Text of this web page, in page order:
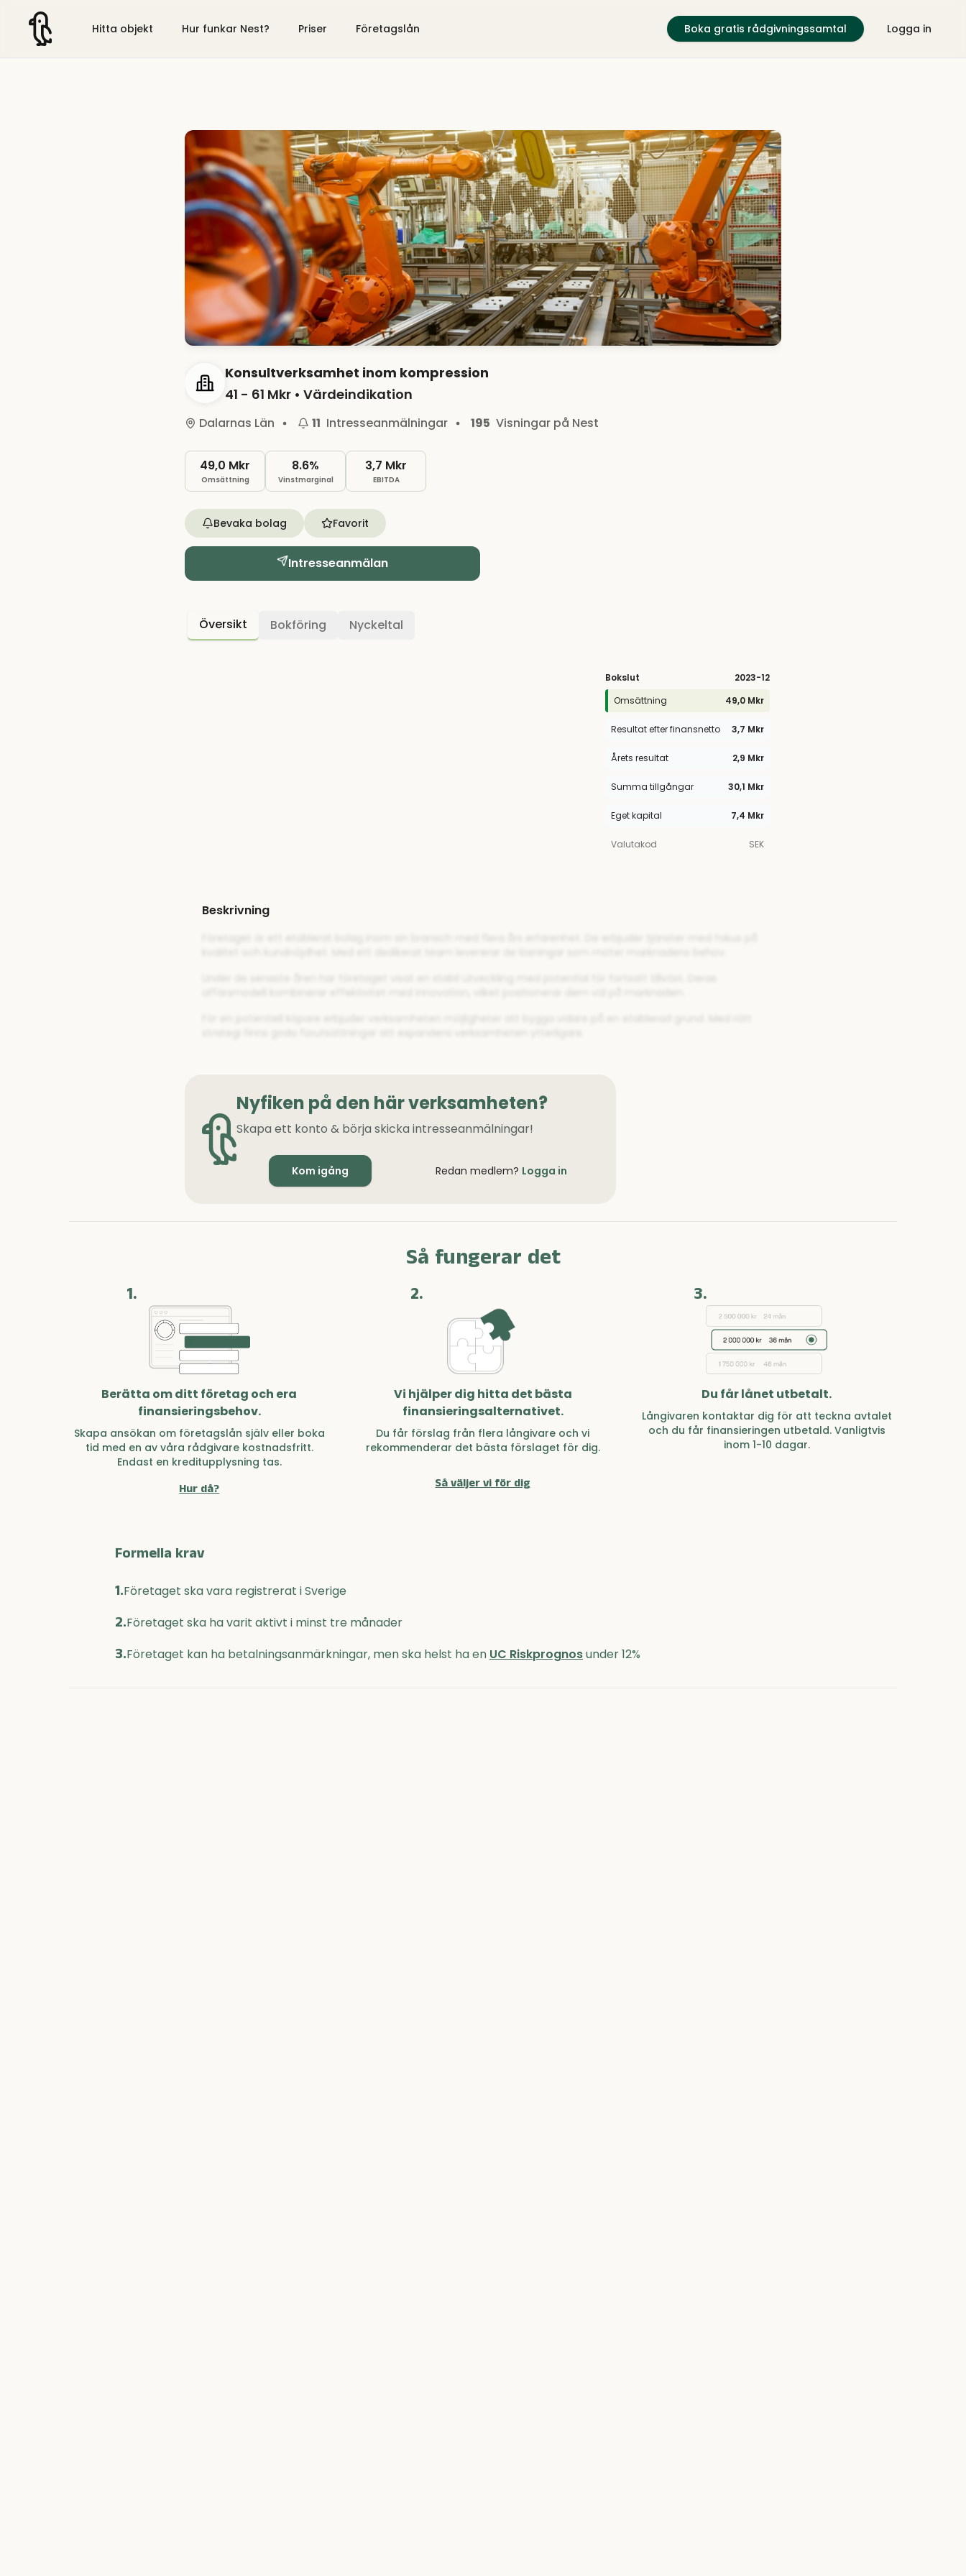
Hitta objekt Hur funkar Nest? Priser Företagslån Boka gratis rådgivningssamtal Logga in
Konsultverksamhet inom kompression
41 - 61 Mkr • Värdeindikation
Dalarnas Län 11 Intresseanmälningar 195 Visningar på Nest
49,0 Mkr
Omsättning
8.6%
Vinstmarginal
3,7 Mkr
EBITDA
Bevaka bolag Favorit
Intresseanmälan
Översikt Bokföring Nyckeltal
Bokslut 2023-12
Omsättning
49,0 Mkr
Resultat efter finansnetto 3,7 Mkr
Årets resultat 2,9 Mkr
Summa tillgångar 30,1 Mkr
Eget kapital 7,4 Mkr
Valutakod SEK
Beskrivning
Nyfiken på den här verksamheten?
Skapa ett konto & börja skicka intresseanmälningar!
Kom igång Redan medlem? Logga in
Så fungerar det
1.
Berätta om ditt företag och era
finansieringsbehov.
Skapa ansökan om företagslån själv eller boka
tid med en av våra rådgivare kostnadsfritt.
Endast en kreditupplysning tas.
Hur då?
2.
Vi hjälper dig hitta det bästa
finansieringsalternativet.
Du får förslag från flera långivare och vi
rekommenderar det bästa förslaget för dig.
Så väljer vi för dig
3.
Du får lånet utbetalt.
Långivaren kontaktar dig för att teckna avtalet
och du får finansieringen utbetald. Vanligtvis
inom 1-10 dagar.
Formella krav
1.Företaget ska vara registrerat i Sverige
2.Företaget ska ha varit aktivt i minst tre månader
3.Företaget kan ha betalningsanmärkningar, men ska helst ha en UC Riskprognosunder 12%